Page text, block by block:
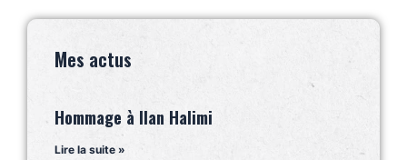
Mes actus
Hommage à Ilan Halimi
Lire la suite »